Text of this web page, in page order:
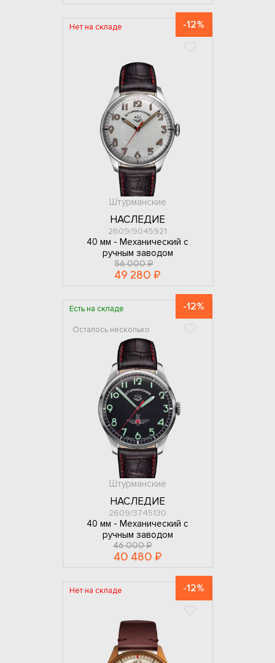
Нет на складе -12%
Штурманские
НАСЛЕДИЕ
2609/9045921
40 мм - Механический с
ручным заводом
56 000 ₽
49 280 ₽
Есть на складе -12%
Осталось несколько
Штурманские
НАСЛЕДИЕ
2609/3745130
40 мм - Механический с
ручным заводом
46 000 ₽
40 480 ₽
Нет на складе -12%